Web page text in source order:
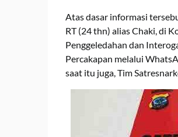
Atas dasar informasi
RT (24 thn) alias Chaki, di
Penggeledahan dan
Percakapan melalui
saat itu juga, Tim